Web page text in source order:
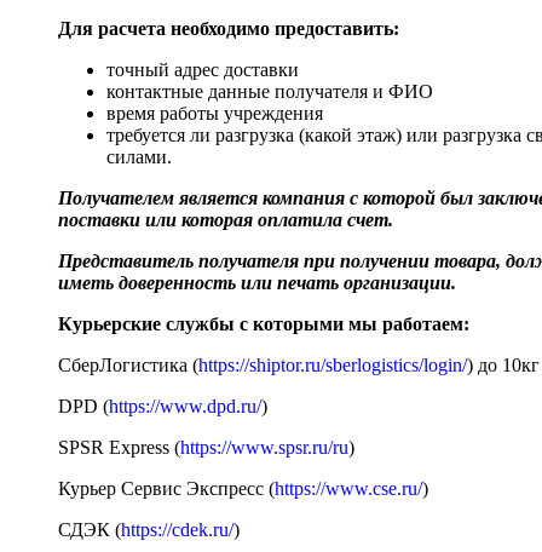
Для расчета необходимо предоставить:
точный адрес доставки
контактные данные получателя и ФИО
время работы учреждения
требуется ли разгрузка (какой этаж) или разгрузка
силами.
Получателем является компания с которой был
поставки или которая оплатила счет.
Представитель получателя при получении товара,
иметь доверенность или печать организации.
Курьерские службы с которыми мы работаем:
СберЛогистика (https://shiptor.ru/sberlogistics/login/) до 10кг
DPD (https://www.dpd.ru/)
SPSR Express (https://www.spsr.ru/ru)
Курьер Сервис Экспресс (https://www.cse.ru/)
СДЭК (https://cdek.ru/)